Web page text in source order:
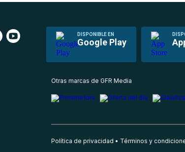
DISPONIBLE EN
Google Play
Otras marcas de GFR Media
Política de privacidad Términos y